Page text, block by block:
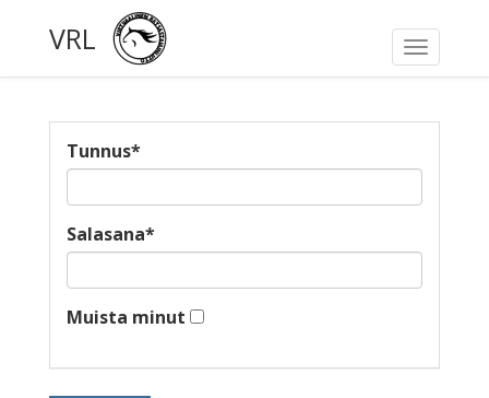
Toggle
VRL
Tunnus*
Salasana*
Muista minut